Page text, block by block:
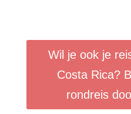
Wil je ook je
Costa Rica?
rondreis